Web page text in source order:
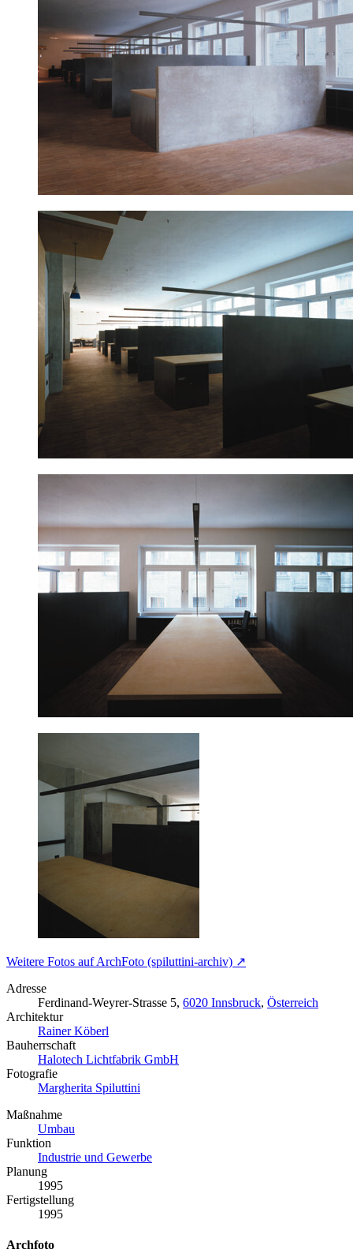
Weitere Fotos auf ArchFoto (spiluttini-archiv) ↗
Adresse
Ferdinand-Weyrer-Strasse 5, 6020 Innsbruck, Österreich
Architektur
Rainer Köberl
Bauherrschaft
Halotech Lichtfabrik GmbH
Fotografie
Margherita Spiluttini
Maßnahme
Umbau
Funktion
Industrie und Gewerbe
Planung
1995
Fertigstellung
1995
Archfoto